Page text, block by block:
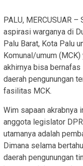
PALU, MERCUSUAR
aspirasi warganya di
Palu Barat, Kota Palu
Komunal/umum
akhirnya bisa
daerah pengunungan
fasilitas MCK.
Wim sapaan akrabnya
anggota legislator
utamanya adalah
Dimana selama
daerah pengunungan